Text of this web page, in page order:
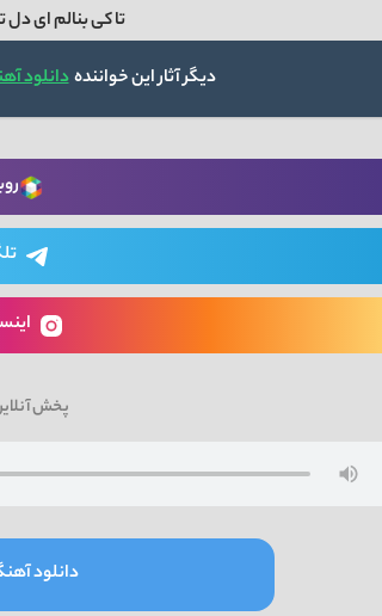
تا کی بنالم ای
دیگر آثار این خوانندهدانلود
پخش
دانلود